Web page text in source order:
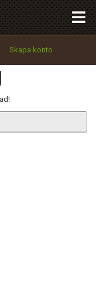
Skapa konto
Tillbaka till förstasidan